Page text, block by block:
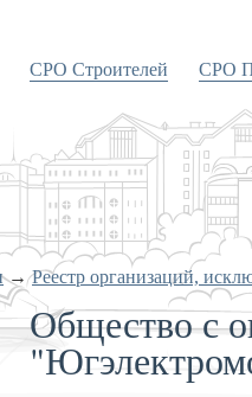
СРО Строителей СРО
→Реестр организаций,
Общество с